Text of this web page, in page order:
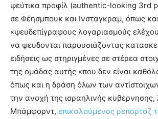
ψεύτικα προφίλ (authentic-looking 3rd
σε Φέησμπουκ και Ινσταγκραμ, όπως
«ψευδεπίγραφους λογαριασμούς ελέχου
να ψεύδονται παρουσιάζοντας
ειδήσεις ως στηριγμένες σε στέρεα
της ομάδας αυτής «που δεν είναι
όπως και η δράση όλων των
την ανοχή της ισραηλινής κυβέρνησης,
Μπάμφορντ, επικαλούμενος ρεπορτάζ